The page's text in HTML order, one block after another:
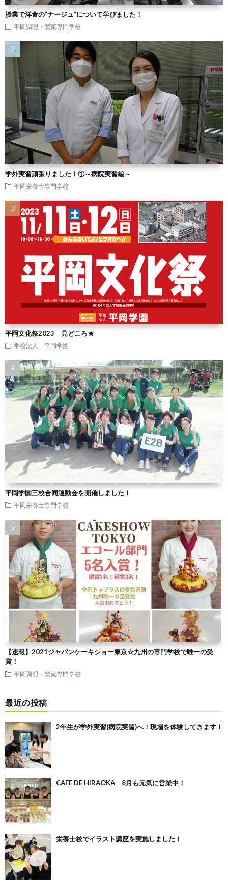
授業で洋食の”ナージュ”について学びました！
平岡調理・製菓専門学校
学外実習頑張りました！①～病院実習編～
平岡栄養士専門学校
平岡文化祭2023 見どころ★
学校法人 平岡学園
平岡学園三校合同運動会を開催しました！
平岡栄養士専門学校
【速報】2021ジャパンケーキショー東京☆九州の専門学校で唯一の受
賞！
平岡調理・製菓専門学校
最近の投稿
2年生が学外実習(病院実習)へ！現場を体験してきます！
CAFE DE HIRAOKA 8月も元気に営業中！
栄養士校でイラスト講座を実施しました！